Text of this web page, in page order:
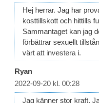
Hej herrar. Jag har
kosttillskott och hittills
Sammantaget kan jag
förbättrar sexuellt
värt att investera i.
Ryan
2022-09-20 kl. 00:28
Jag känner stor kraft.